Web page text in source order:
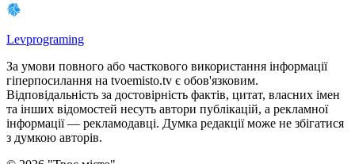
Levprograming
За умови повного або часткового використання iнформацiї
гіперпосилання на tvoemisto.tv є обов'язковим.
Відповідальність за достовірність фактів, цитат, власних імен
та інших відомостей несуть автори публікацій, а рекламної
інформації — рекламодавці. Думка редакцiї може не збiгатися
з думкою авторiв.